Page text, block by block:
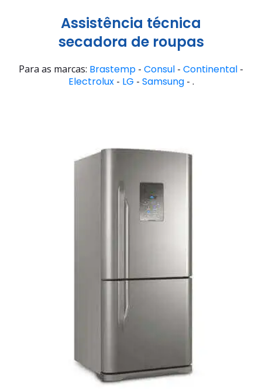
Assistência técnica
secadora de roupas
Para as marcas: Brastemp - Consul - Continental -
Electrolux- LG - Samsung- .